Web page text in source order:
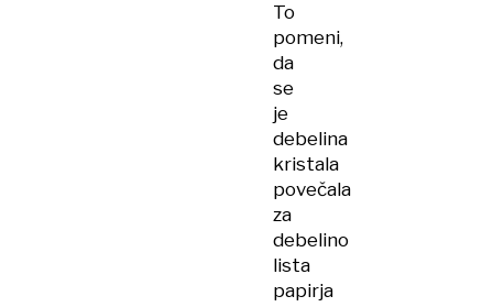
To
pomeni,
da
se
je
debelina
kristala
povečala
za
debelino
lista
papirja